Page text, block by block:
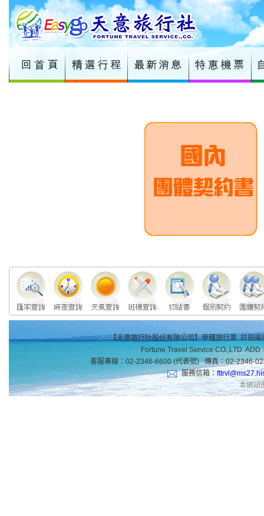
【天意旅行社股份有限公司】甲種旅行業 註冊
Fortune Travel Service CO.,LTD
客服專線：02-2346-6600 (代表號) 傳真：02-2346-
服務信箱：
本網站